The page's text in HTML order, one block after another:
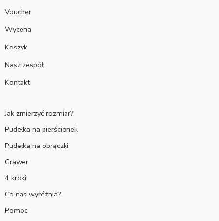
Voucher
Wycena
Koszyk
Nasz zespół
Kontakt
Jak zmierzyć rozmiar?
Pudełka na pierścionek
Pudełka na obrączki
Grawer
4 kroki
Co nas wyróżnia?
Pomoc